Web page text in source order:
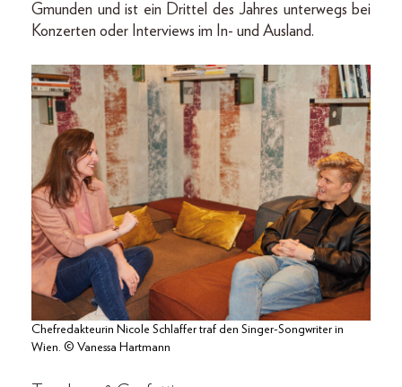
Gmunden und ist ein Drittel des Jahres unterwegs bei
Konzerten oder Interviews im In- und Ausland.
Chefredakteurin Nicole Schlaffer traf den Singer-Songwriter in
Wien. © Vanessa Hartmann